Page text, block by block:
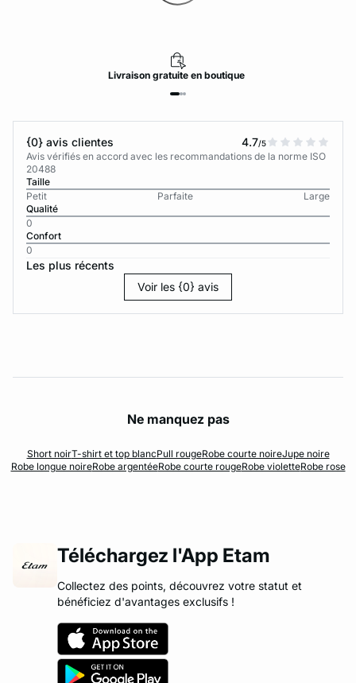
Livraisongratuiteen boutique
{0} avis clientes 4.7/5
Avis vérifiés en accord avec les recommandations de la norme ISO
20488
Taille
Petit
Parfaite
Large
Qualité
0
Confort
0
Les plus récents
Voir les {0} avis
Ne manquez pas
Short noirT-shirt et top blancPull rougeRobe courte noireJupe noire
Robe longue noireRobe argentéeRobe courte rougeRobe violetteRobe rose
Téléchargez l'App Etam
Collectez des points, découvrez votre statut et
bénéficiez d'avantages exclusifs !